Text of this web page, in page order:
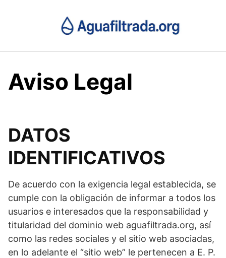
Aviso Legal
DATOS
IDENTIFICATIVOS
De acuerdo con la exigencia legal establecida, se
cumple con la obligación de informar a todos los
usuarios e interesados que la responsabilidad y
titularidad del dominio web aguafiltrada.org, así
como las redes sociales y el sitio web asociadas,
en lo adelante el “sitio web” le pertenecen a E. P.